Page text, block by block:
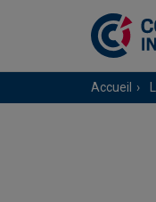
Accueil